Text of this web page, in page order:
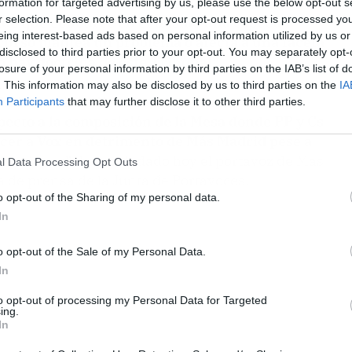
selection. Please note that after your opt-out request is processed
interest-based ads based on personal information utilized by us
to third parties prior to your opt-out. You may separately
of your personal information by third parties on the IAB’s list of
This information may also be disclosed by us to third parties on the
Participants that may further disclose it to other third parties.
Data Processing Opt Outs
opt-out of the Sharing of my personal data.
opt-out of the Sale of my Personal Data.
opt-out of processing my Personal Data for Targeted
que concurre en el mismo una especial
plantea un problema o afecta a una faceta
hay doctrina de este Tribunal".
a trámite el recurso de amparo que
a la composición de la Mesa donde PP y Cs
a Vox en detrimento de Más Madrid pese a
, ha trasladado hoy el portavoz de Más
prensa de la Junta de Portavoces.